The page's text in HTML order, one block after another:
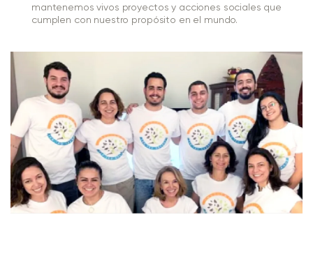
mantenemos vivos proyectos y acciones sociales que
cumplen con nuestro propósito en el mundo.